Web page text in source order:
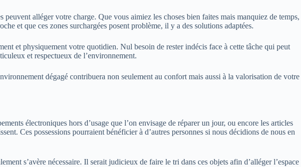
alléger votre charge. Que vous aimiez les choses bien faites mais manquiez de temps,
et que ces zones surchargées posent problème, il y a des solutions adaptées.
et physiquement votre quotidien. Nul besoin de rester indécis face à cette tâche qui peut
et respectueux de l’environnement.
dégagé contribuera non seulement au confort mais aussi à la valorisation de votre
électroniques hors d’usage que l’on envisage de réparer un jour, ou encore les articles
Ces possessions pourraient bénéficier à d’autres personnes si nous décidions de nous en
s’avère nécessaire. Il serait judicieux de faire le tri dans ces objets afin d’alléger l’espace